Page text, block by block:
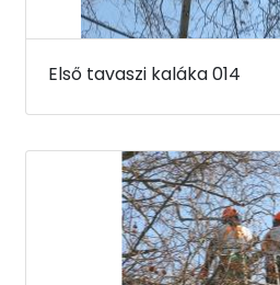
Első tavaszi kaláka 014